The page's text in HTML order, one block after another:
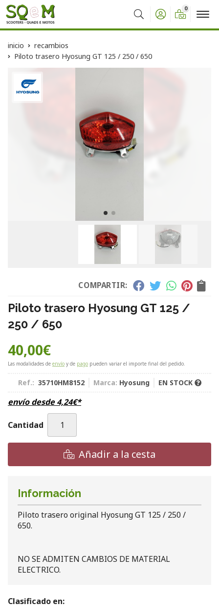
Buscar
0
inicio
recambios
Piloto trasero Hyosung GT 125 / 250 / 650
COMPARTIR:
Piloto trasero Hyosung GT 125 /
250 / 650
40,00€
Las modalidades de envío y de pago pueden variar el importe final del pedido.
Ref.: 35710HM8152 Marca: Hyosung EN STOCK
envío desde4,24€*
Cantidad
Añadir a la cesta
Información
Piloto trasero original Hyosung GT 125 / 250 /
650.
NO SE ADMITEN CAMBIOS DE MATERIAL
ELECTRICO.
Clasificado en: